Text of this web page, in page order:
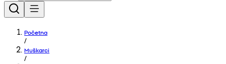
Početna
/
Muškarci
/